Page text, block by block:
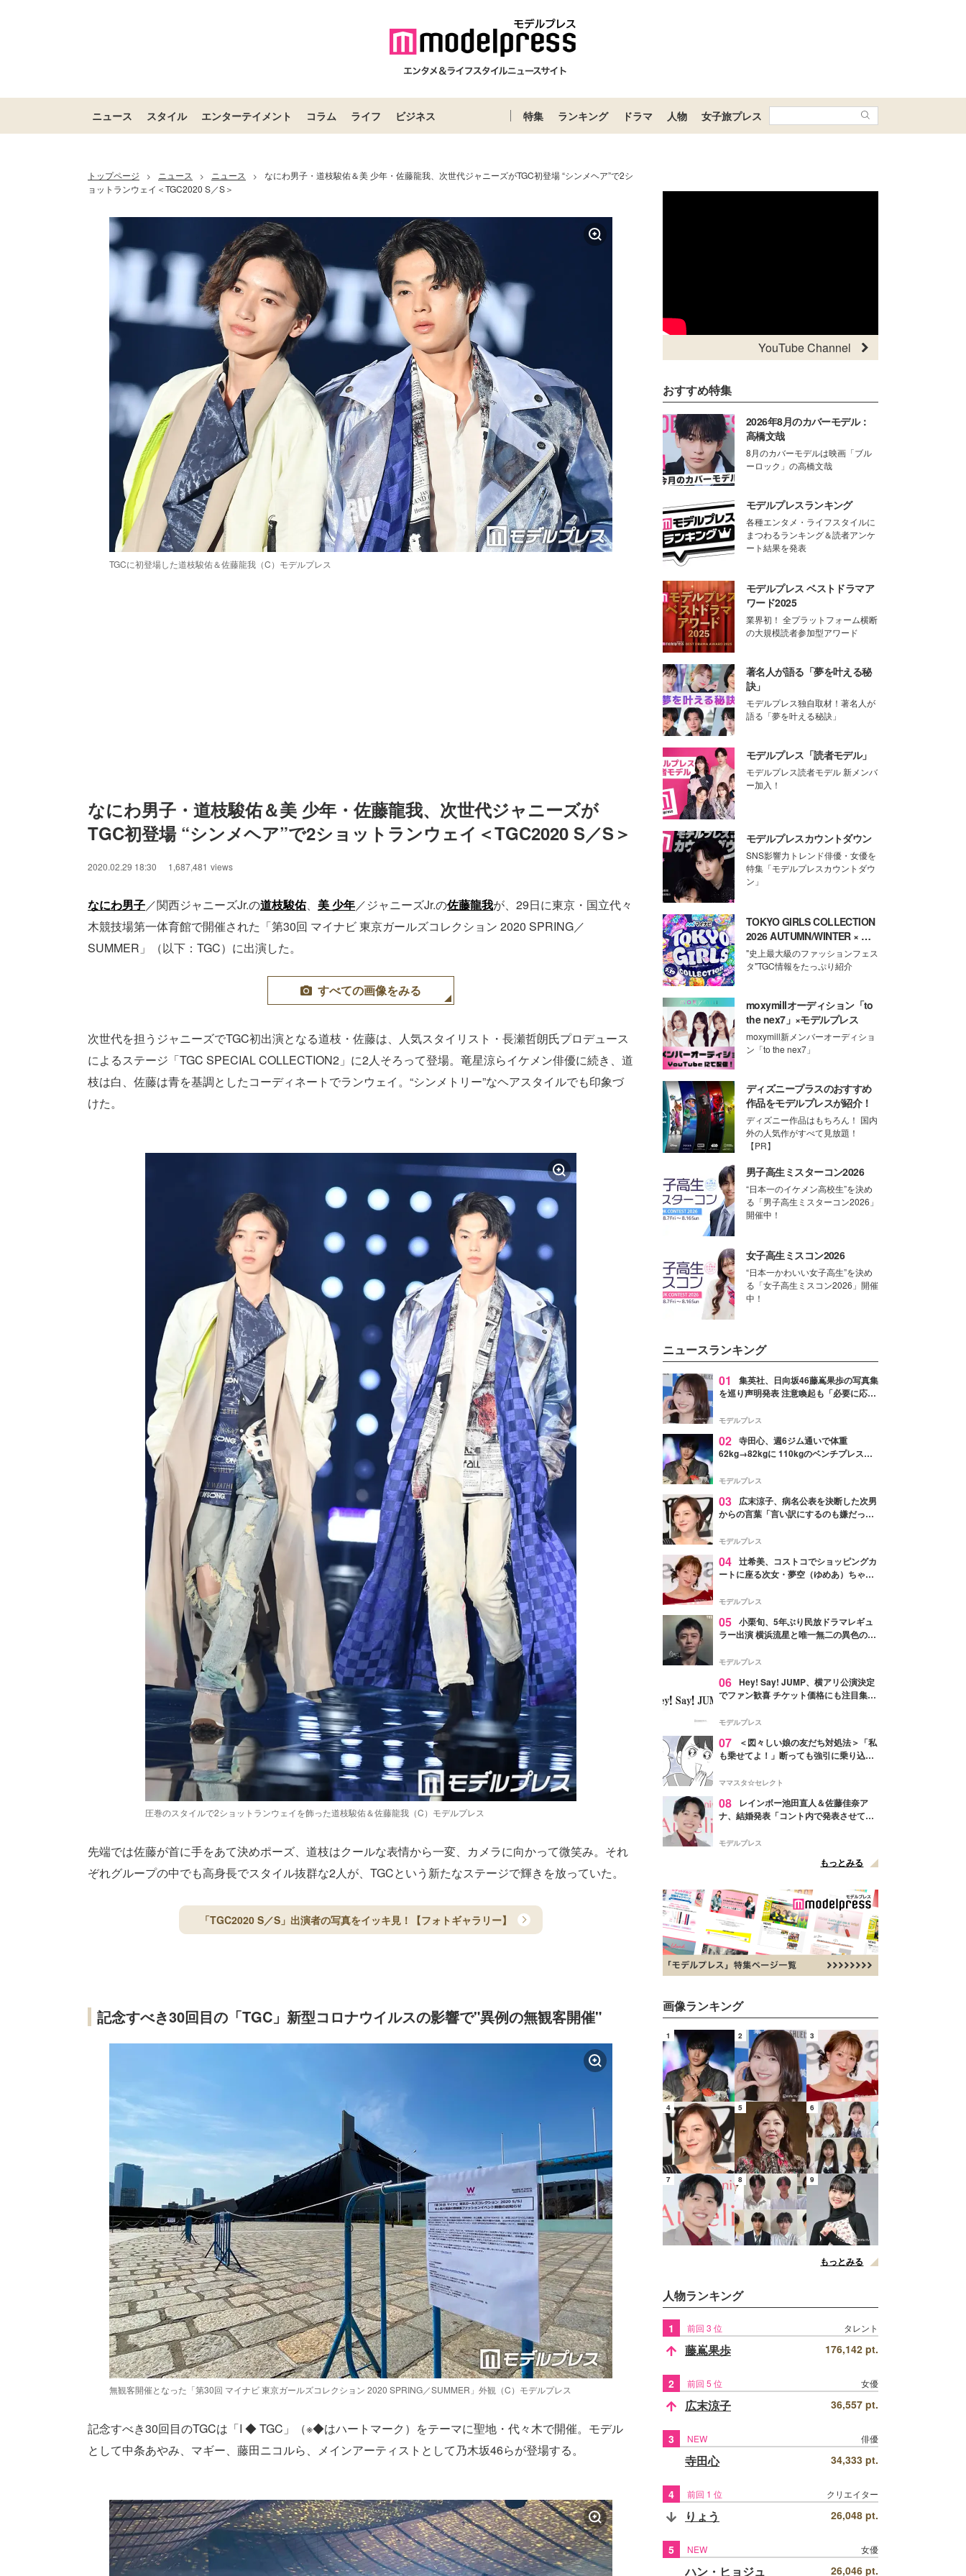
ニュース スタイル エンターテイメント コラム ライフ ビジネス 特集 ランキング ドラマ 人物 女子旅プレス
トップページ > ニュース > ニュース >
なにわ男子・道枝駿佑＆美 少年・佐藤龍我、次世代ジャニーズがTGC初登場 “シンメヘア”で2シ
ョットランウェイ＜TGC2020 S／S＞
TGCに初登場した道枝駿佑＆佐藤龍我（C）モデルプレス
なにわ男子・道枝駿佑＆美 少年・佐藤龍我、次世代ジャニーズが
TGC初登場 “シンメヘア”で2ショットランウェイ＜TGC2020 S／S＞
2020.02.29 18:30 1,687,481 views
なにわ男子／関西ジャニーズJr.の道枝駿佑、 美 少年／ジャニーズJr.の佐藤龍我が、29日に東京・国立代々
木競技場第一体育館で開催された「第30回 マイナビ 東京ガールズコレクション 2020 SPRING／
SUMMER」（以下：TGC）に出演した。
すべての画像をみる
次世代を担うジャニーズでTGC初出演となる道枝・佐藤は、人気スタイリスト・長瀬哲朗氏プロデュース
によるステージ「TGC SPECIAL COLLECTION2」に2人そろって登場。竜星涼らイケメン俳優に続き、道
枝は白、佐藤は青を基調としたコーディネートでランウェイ。“シンメトリー”なヘアスタイルでも印象づ
けた。
圧巻のスタイルで2ショットランウェイを飾った道枝駿佑＆佐藤龍我（C）モデルプレス
先端では佐藤が首に手をあて決めポーズ、道枝はクールな表情から一変、カメラに向かって微笑み。それ
ぞれグループの中でも高身長でスタイル抜群な2人が、TGCという新たなステージで輝きを放っていた。
「TGC2020 S／S」出演者の写真をイッキ見！【フォトギャラリー】
記念すべき30回目の「TGC」新型コロナウイルスの影響で"異例の無観客開催"
無観客開催となった「第30回 マイナビ 東京ガールズコレクション 2020 SPRING／SUMMER」外観（C）モデルプレス
記念すべき30回目のTGCは「I ◆ TGC」（※◆はハートマーク）をテーマに聖地・代々木で開催。モデル
として中条あやみ、マギー、藤田ニコルら、メインアーティストとして乃木坂46らが登場する。
YouTube Channel
おすすめ特集
2026年8月のカバーモデル：
高橋文哉
8月のカバーモデルは映画「ブル
ーロック」の高橋文哉
モデルプレスランキング
各種エンタメ・ライフスタイルに
まつわるランキング＆読者アンケ
ート結果を発表
モデルプレス ベストドラマア
ワード2025
業界初！ 全プラットフォーム横断
の大規模読者参加型アワード
著名人が語る「夢を叶える秘
訣」
モデルプレス独自取材！著名人が
語る「夢を叶える秘訣」
モデルプレス「読者モデル」
モデルプレス読者モデル 新メンバ
ー加入！
モデルプレスカウントダウン
SNS影響力トレンド俳優・女優を
特集「モデルプレスカウントダウ
ン」
TOKYO GIRLS COLLECTION
2026 AUTUMN/WINTER × モ
デルプレス
"史上最大級のファッションフェス
タ"TGC情報をたっぷり紹介
moxymillオーディション「to
the nex7」×モデルプレス
moxymill新メンバーオーディショ
ン「to the nex7」
ディズニープラスのおすすめ
作品をモデルプレスが紹介！
ディズニー作品はもちろん！ 国内
外の人気作がすべて見放題！
【PR】
男子高生ミスターコン2026
“日本一のイケメン高校生”を決め
る「男子高生ミスターコン2026」
開催中！
女子高生ミスコン2026
“日本一かわいい女子高生”を決め
る「女子高生ミスコン2026」開催
中！
ニュースランキング
01
集英社、日向坂46藤嶌果歩の写真集
を巡り声明発表 注意喚起も「必要に応じ
モデルプレス
02 寺田心、週6ジム通いで体重
62kg→82kgに 110kgのベンチプレス持
「かっこいい」と反響
モデルプレス
03
広末涼子、病名公表を決断した次男
からの言葉「言い訳にするのも嫌だっ
モデルプレス
04 辻希美、コストコでショッピングカ
ートに座る次女・夢空（ゆめあ）ちゃん
ぎ」「成長を感じる」の声
モデルプレス
05 小栗旬、5年ぶり民放ドラマレギュ
ラー出演 横浜流星と唯一無二の異色のバ
モデルプレス
06 Hey! Say! JUMP、横アリ公演決定
でファン歓喜 チケット価格にも注目集ま
モデルプレス
07
＜図々しい娘の友だち対処法＞「私
も乗せてよ！」断っても強引に乗り込ん
ママスタ☆セレクト
08
レインボー池田直人＆佐藤佳奈ア
ナ、結婚発表「コント内で発表させてい
点変更のため
モデルプレス
もっとみる
画像ランキング
1 2 3
4 5 6
7 8 9
もっとみる
人物ランキング
1 前回 3 位 タレント
藤嶌果歩 176,142 pt.
2 前回 5 位 女優
広末涼子 36,557 pt.
3 NEW 俳優
寺田心 34,333 pt.
4 前回 1 位 クリエイター
りょう 26,048 pt.
5 NEW 女優
ハン・ヒョジュ 26,046 pt.